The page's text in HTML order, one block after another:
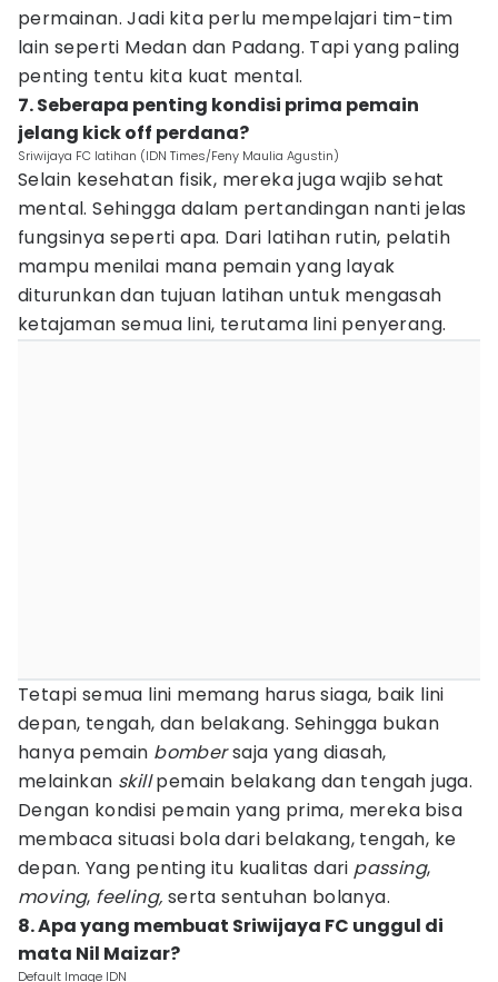
permainan. Jadi kita perlu mempelajari tim-tim
lain seperti Medan dan Padang. Tapi yang paling
penting tentu kita kuat mental.
7. Seberapa penting kondisi prima pemain
jelang kick off perdana?
Sriwijaya FC latihan (IDN Times/Feny Maulia Agustin)
Selain kesehatan fisik, mereka juga wajib sehat
mental. Sehingga dalam pertandingan nanti jelas
fungsinya seperti apa. Dari latihan rutin, pelatih
mampu menilai mana pemain yang layak
diturunkan dan tujuan latihan untuk mengasah
ketajaman semua lini, terutama lini penyerang.
Tetapi semua lini memang harus siaga, baik lini
depan, tengah, dan belakang. Sehingga bukan
hanya pemain bombersaja yang diasah,
melainkan skillpemain belakang dan tengah juga.
Dengan kondisi pemain yang prima, mereka bisa
membaca situasi bola dari belakang, tengah, ke
depan. Yang penting itu kualitas dari passing,
moving, feeling, serta sentuhan bolanya.
8. Apa yang membuat Sriwijaya FC unggul di
mata Nil Maizar?
Default Image IDN